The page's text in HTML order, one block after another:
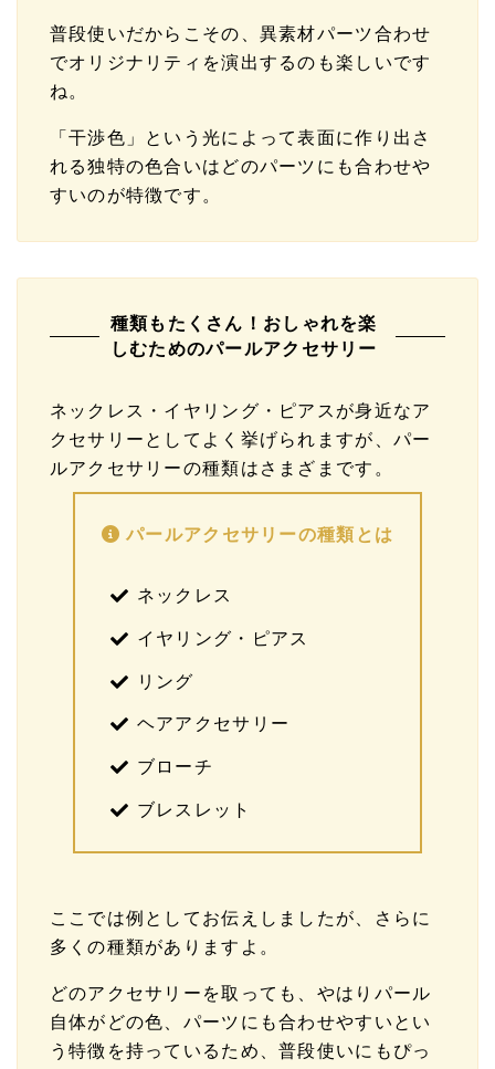
普段使いだからこその、異素材パーツ合わせ
でオリジナリティを演出するのも楽しいです
ね。
「干渉色」という光によって表面に作り出さ
れる独特の色合いはどのパーツにも合わせや
すいのが特徴です。
種類もたくさん！おしゃれを楽
しむためのパールアクセサリー
ネックレス・イヤリング・ピアスが身近なア
クセサリーとしてよく挙げられますが、パー
ルアクセサリーの種類はさまざまです。
パールアクセサリーの種類とは
ネックレス
イヤリング・ピアス
リング
ヘアアクセサリー
ブローチ
ブレスレット
ここでは例としてお伝えしましたが、さらに
多くの種類がありますよ。
どのアクセサリーを取っても、やはりパール
自体がどの色、パーツにも合わせやすいとい
う特徴を持っているため、普段使いにもぴっ